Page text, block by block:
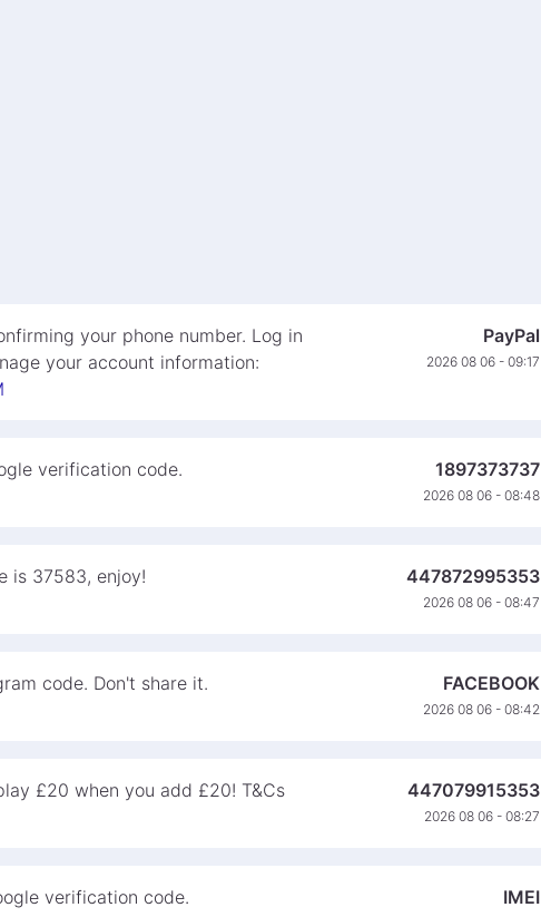
your phone number. Log in
your account information:
PayPal
2026 08 06 - 09:17
verification code. 1897373737
2026 08 06 - 08:48
is 37583, enjoy! 447872995353
2026 08 06 - 08:47
code. Don't share it. FACEBOOK
2026 08 06 - 08:42
£20 when you add £20! T&Cs
447079915353
2026 08 06 - 08:27
verification code. IMEI